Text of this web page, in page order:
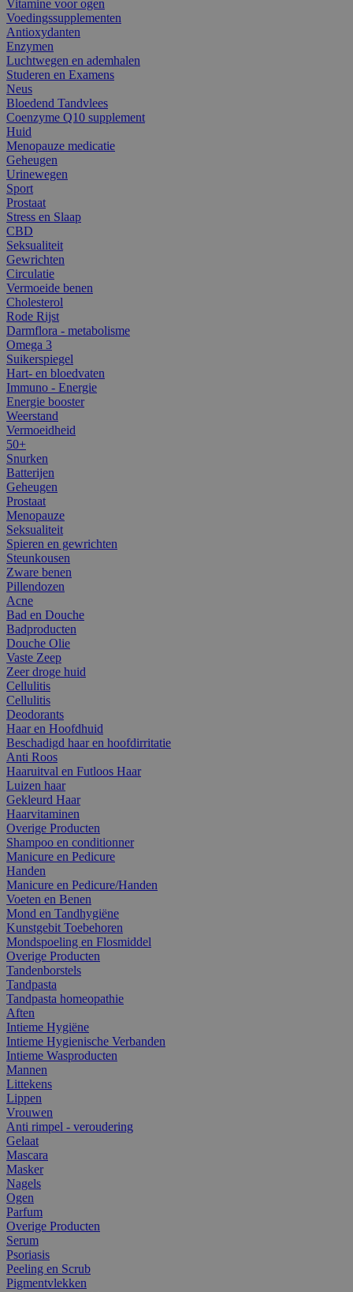
Vitamine voor ogen
Voedingssupplementen
Antioxydanten
Enzymen
Luchtwegen en ademhalen
Studeren en Examens
Neus
Bloedend Tandvlees
Coenzyme Q10 supplement
Huid
Menopauze medicatie
Geheugen
Urinewegen
Sport
Prostaat
Stress en Slaap
CBD
Seksualiteit
Gewrichten
Circulatie
Vermoeide benen
Cholesterol
Rode Rijst
Darmflora - metabolisme
Omega 3
Suikerspiegel
Hart- en bloedvaten
Immuno - Energie
Energie booster
Weerstand
Vermoeidheid
50+
Snurken
Batterijen
Geheugen
Prostaat
Menopauze
Seksualiteit
Spieren en gewrichten
Steunkousen
Zware benen
Pillendozen
Acne
Bad en Douche
Badproducten
Douche Olie
Vaste Zeep
Zeer droge huid
Cellulitis
Cellulitis
Deodorants
Haar en Hoofdhuid
Beschadigd haar en hoofdirritatie
Anti Roos
Haaruitval en Futloos Haar
Luizen haar
Gekleurd Haar
Haarvitaminen
Overige Producten
Shampoo en conditionner
Manicure en Pedicure
Handen
Manicure en Pedicure/Handen
Voeten en Benen
Mond en Tandhygiëne
Kunstgebit Toebehoren
Mondspoeling en Flosmiddel
Overige Producten
Tandenborstels
Tandpasta
Tandpasta homeopathie
Aften
Intieme Hygiëne
Intieme Hygienische Verbanden
Intieme Wasproducten
Mannen
Littekens
Lippen
Vrouwen
Anti rimpel - veroudering
Gelaat
Mascara
Masker
Nagels
Ogen
Parfum
Overige Producten
Serum
Psoriasis
Peeling en Scrub
Pigmentvlekken